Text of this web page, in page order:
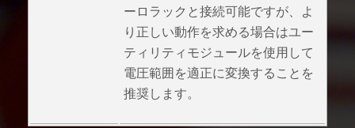
ーロラックと接続可能ですが、よ
り正しい動作を求める場合はユー
ティリティモジュールを使用して
電圧範囲を適正に変換することを
推奨します。